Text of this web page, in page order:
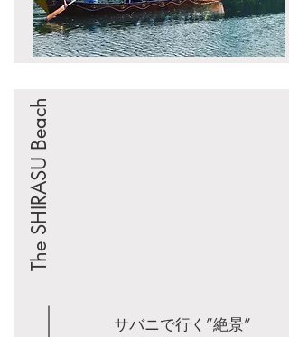
The SHIRASU Beach
サバニで行く”絶景”